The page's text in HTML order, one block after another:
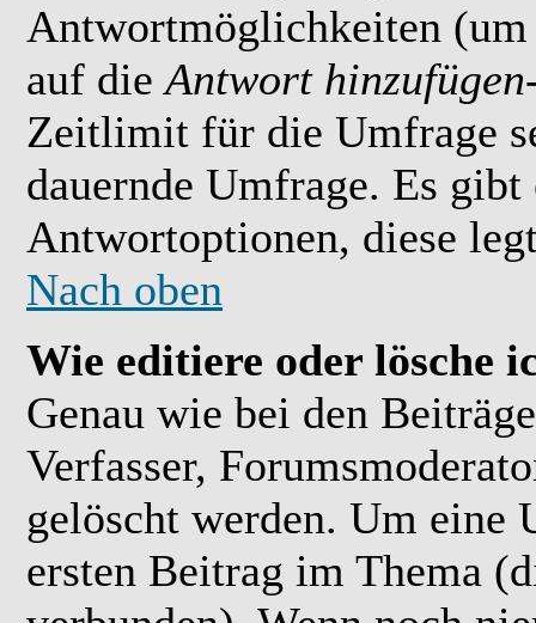
Antwortmöglichkeiten
auf dieAntwort hinzufügen
Zeitlimit für die Umfrage
dauernde Umfrage. Es
Antwortoptionen, diese
Nach oben
Wie editiere oder lösche
Genau wie bei den
Verfasser,
gelöscht werden. Um eine
ersten Beitrag im Thema